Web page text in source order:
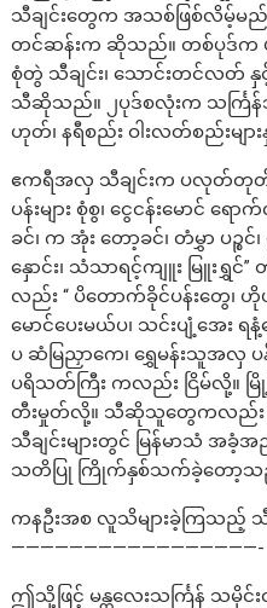
သီချင်းတွေက အသစ်ဖြစ်လိမ့်
တင်ဆန်းက ဆိုသည်။ တစ်ပုဒ်က ပ
စုံတွဲ သီချင်း၊ သောင်းတင်လတ်
သီဆိုသည်။ ၂ပုဒ်စလုံးက သင်္ကြန်သီ
ဟုတ်၊ နရီစည်း ဝါးလတ်စည်းမျ
ဧကရီအလှ သီချင်းက ပလုတ်တုတ်
ပန်းများ စုံစွ၊ ငွေငန်းမောင် ရ
ခင်၊ က အုံး တော့ခင်၊ တံမွှာ ပဉ္စ
နှောင်း၊ သံသာရင့်ကျူး မြူးရွှင်
လည်း “ ပိတောက်ခိုင်ပန်းတွေ၊
မောင်ပေးမယ်ပ၊ သင်းပျံ့အေး ရနံ့
ပ ဆံမြညှာကေ၊ ရွှေမန်းသူအလှ
ပရိသတ်ကြီး ကလည်း ငြိမ်လို့
တီးမှုတ်လို့။ သီဆိုသူတွေကလည်း အ
သီချင်းများတွင် မြန်မာသံ အ
သတိပြု ကြိုက်နှစ်သက်ခဲ့တော့သ
ကနဦးအစ လူသိများခဲ့ကြသည့် သီခ
—————————————————-
ဤသို့ဖြင့် မန္တလေးသင်္ကြန် သ